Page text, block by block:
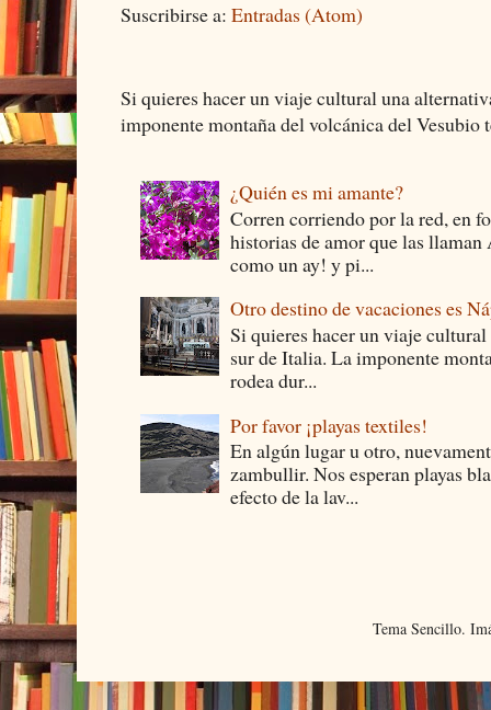
Suscribirse a: Entradas (Atom)
Si quieres hacer un viaje cultural una
imponente montaña del volcánica del Vesubio
¿Quién es mi amante?
Corren corriendo por la red, en
historias de amor que las
como un ay! y pi...
Otro destino de vacaciones es
Si quieres hacer un viaje
sur de Italia. La imponente
rodea dur...
Por favor ¡playas textiles!
En algún lugar u otro,
zambullir. Nos esperan playas
efecto de la lav...
Tema Sencillo.